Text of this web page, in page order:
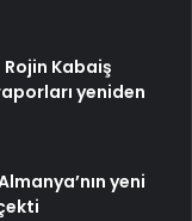
Kabaiş
yeniden
yeni